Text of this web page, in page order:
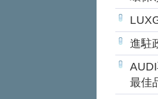
進駐
最佳